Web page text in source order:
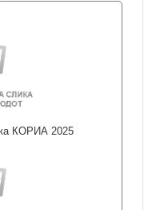
КОРИА 2025